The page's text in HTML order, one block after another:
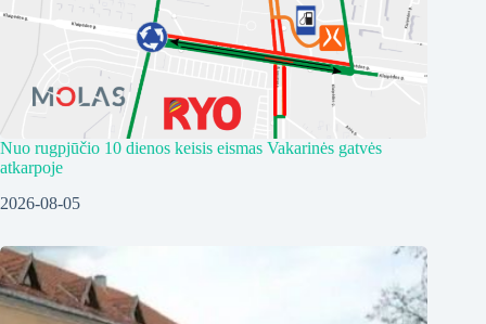
Nuo rugpjūčio 10 dienos keisis eismas Vakarinės gatvės
atkarpoje
2026-08-05